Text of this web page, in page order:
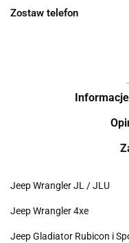
Zostaw telefon
Jeep Wrangler JL / JLU
Jeep Wrangler 4xe
Jeep Gladiator Rubicon i